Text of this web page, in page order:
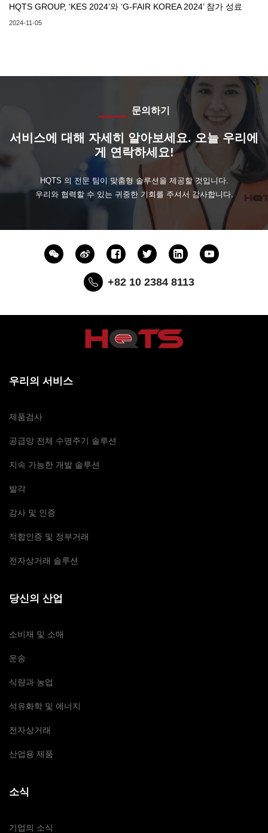
HQTS GROUP, ‘KES 2024’와 ‘G-FAIR KOREA 2024’ 참가 성료
2024-11-05
문의하기
서비스에 대해 자세히 알아보세요. 오늘 우리에
게 연락하세요!
HQTS 의 전문 팀이 맞춤형 솔루션을 제공할 것입니다.
우리와 협력할 수 있는 귀중한 기회를 주셔서 감사합니다.
+82 10 2384 8113
우리의 서비스
제품검사
공급망 전체 수명주기 솔루션
지속 가능한 개발 솔루션
발각
감사 및 인증
적합인증 및 정부거래
전자상거래 솔루션
당신의 산업
소비재 및 소매
운송
식량과 농업
석유화학 및 에너지
전자상거래
산업용 제품
소식
기업의 소식